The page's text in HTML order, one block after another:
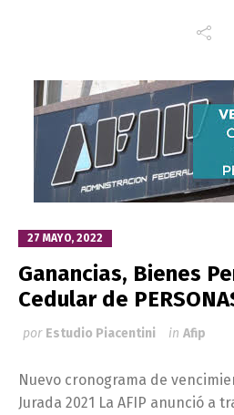
27 MAYO, 2022
Ganancias, Bienes
Cedular de
por Estudio Piacentini in Afip
Nuevo cronograma de
Jurada 2021 La AFIP anunció a